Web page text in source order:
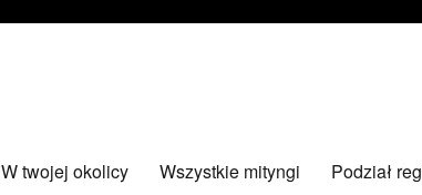
W twojej okolicy Wszystkie mityngi Podział